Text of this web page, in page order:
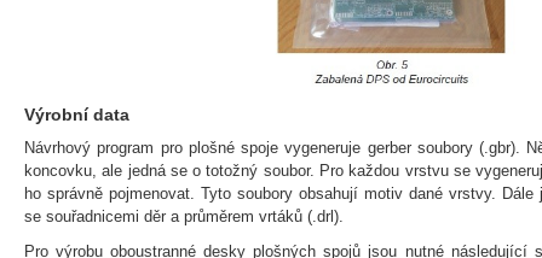
Výrobní data
Návrhový program pro plošné spoje vygeneruje gerber soubory (.gbr).
koncovku, ale jedná se o totožný soubor. Pro každou vrstvu se
ho správně pojmenovat. Tyto soubory obsahují motiv dané vrstvy.
se souřadnicemi děr a průměrem vrtáků (.drl).
Pro výrobu oboustranné desky plošných spojů jsou nutné následující